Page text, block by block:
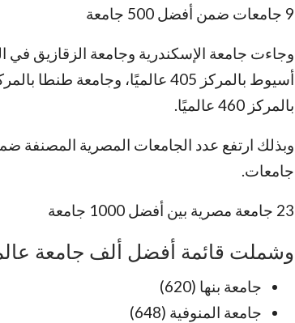
9 جامعات ضمن أفضل 500 جامعة
بالمركز 460 عالميًا.
جامعات.
23 جامعة مصرية بين أفضل 1000 جامعة
وشملت قائمة أفضل ألف جامعة
جامعة بنها (620)
جامعة المنوفية (648)